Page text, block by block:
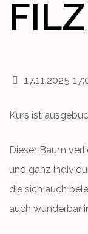
17.11.2025
Kurs ist
Dieser Baum
und ganz
die sich auch
auch wunderbar